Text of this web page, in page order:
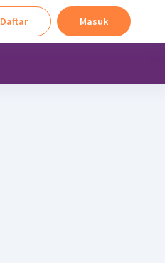
Daftar Masuk